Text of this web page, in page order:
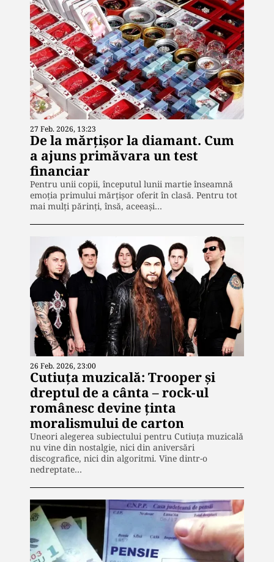
27 Feb. 2026, 13:23
De la mărțișor la diamant. Cum
a ajuns primăvara un test
financiar
Pentru unii copii, începutul lunii martie înseamnă
emoția primului mărțișor oferit în clasă. Pentru tot
mai mulți părinți, însă, aceeași…
26 Feb. 2026, 23:00
Cutiuța muzicală: Trooper și
dreptul de a cânta – rock-ul
românesc devine ținta
moralismului de carton
Uneori alegerea subiectului pentru Cutiuța muzicală
nu vine din nostalgie, nici din aniversări
discografice, nici din algoritmi. Vine dintr-o
nedreptate…